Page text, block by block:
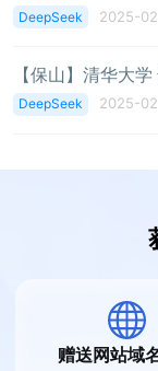
DeepSeek 2025-
【保山】清华大
DeepSeek 2025-
赠送网站域